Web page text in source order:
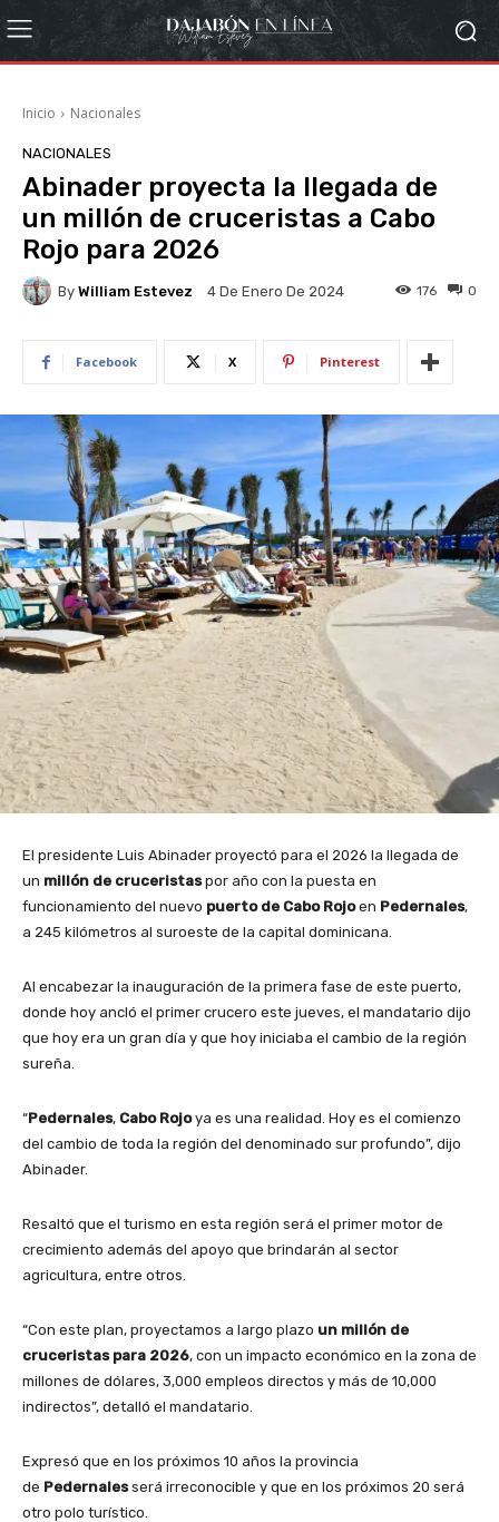
Inicio Nacionales
NACIONALES
Abinader proyecta la llegada de
un millón de cruceristas a Cabo
Rojo para 2026
By William Estevez 4 De Enero De 2024 0
176
Facebook X Pinterest
El presidente Luis Abinader proyectó para el 2026 la llegada de
un millón de cruceristaspor año con la puesta en
funcionamiento del nuevo puerto de Cabo Rojoen Pedernales,
a 245 kilómetros al suroeste de la capital dominicana.
Al encabezar la inauguración de la primera fase de este puerto,
donde hoy ancló el primer crucero este jueves, el mandatario dijo
que hoy era un gran día y que hoy iniciaba el cambio de la región
sureña.
“Pedernales, Cabo Rojoya es una realidad. Hoy es el comienzo
del cambio de toda la región del denominado sur profundo”, dijo
Abinader.
Resaltó que el turismo en esta región será el primer motor de
crecimiento además del apoyo que brindarán al sector
agricultura, entre otros.
“Con este plan, proyectamos a largo plazo un millón de
cruceristas para 2026, con un impacto económico en la zona de
millones de dólares, 3,000 empleos directos y más de 10,000
indirectos”, detalló el mandatario.
Expresó que en los próximos 10 años la provincia
de Pedernalesserá irreconocible y que en los próximos 20 será
otro polo turístico.